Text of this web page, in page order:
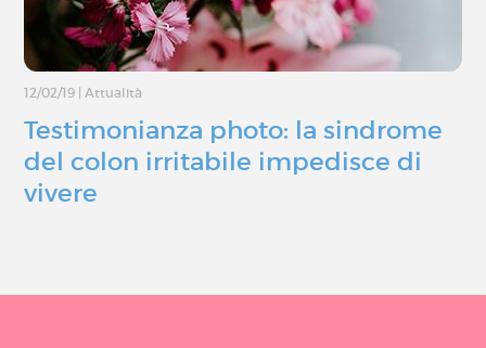
12/02/19 Attualità
Testimonianza photo: la sindrome
del colon irritabile impedisce di
vivere